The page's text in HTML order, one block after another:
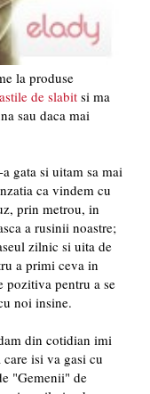
la produse
de slabitsi ma
sau daca mai
gata si uitam sa mai
ca vindem cu
prin metrou, in
a rusinii noastre;
zilnic si uita de
a primi ceva in
pozitiva pentru a se
noi insine.
din cotidian imi
isi va gasi cu
"Gemenii" de